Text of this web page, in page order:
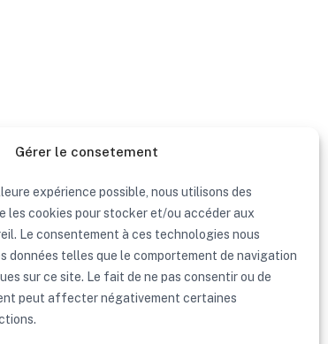
Gérer le consetement
expérience possible, nous utilisons des
les cookies pour stocker et/ou accéder aux
Le consentement à ces technologies nous
données telles que le comportement de navigation
sur ce site. Le fait de ne pas consentir ou de
peut affecter négativement certaines